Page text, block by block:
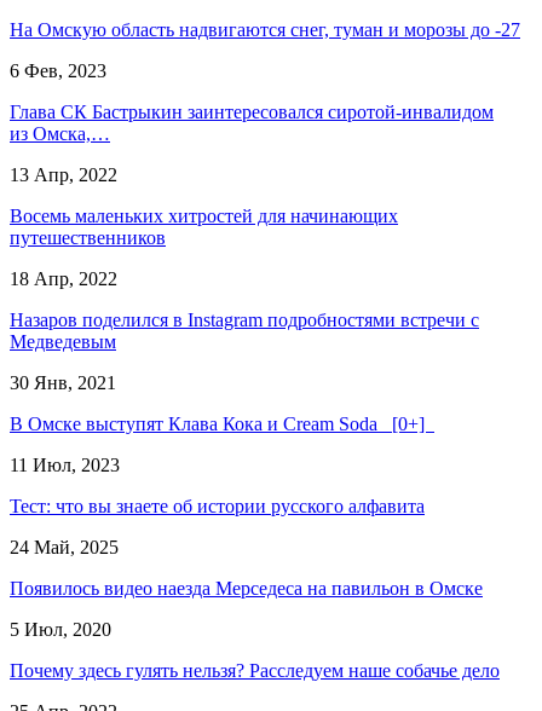
На Омскую область надвигаются снег, туман и морозы до -27
6 Фев, 2023
Глава СК Бастрыкин заинтересовался сиротой-инвалидом
из Омска,…
13 Апр, 2022
Восемь маленьких хитростей для начинающих
путешественников
18 Апр, 2022
Назаров поделился в Instagram подробностями встречи с
Медведевым
30 Янв, 2021
В Омске выступят Клава Кока и Cream Soda [0+]
11 Июл, 2023
Тест: что вы знаете об истории русского алфавита
24 Май, 2025
Появилось видео наезда Мерседеса на павильон в Омске
5 Июл, 2020
Почему здесь гулять нельзя? Расследуем наше собачье дело